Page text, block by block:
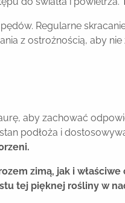
Regularne
z ostrożnością, aby
aby zachować
podłoża i
zimą, jak i
tej pięknej rośliny w